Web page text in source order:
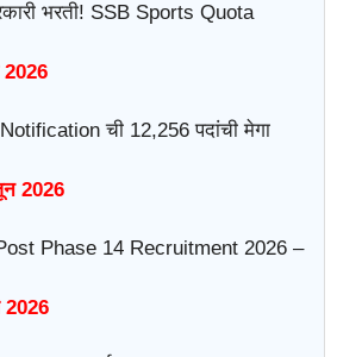
भरती! SSB Sports Quota
ची 12,256 पदांची मेगा
2026
Phase 14 Recruitment 2026 –